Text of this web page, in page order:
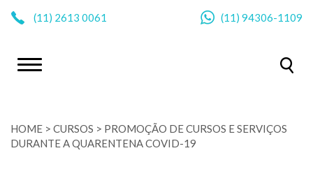
(11) 2613 0061 (11) 94306-1109
HOME > CURSOS > PROMOÇÃO DE CURSOS E SERVIÇOS
DURANTE A QUARENTENA COVID-19